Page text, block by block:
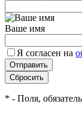
Ваше имя
Я согласен на
* - Поля,